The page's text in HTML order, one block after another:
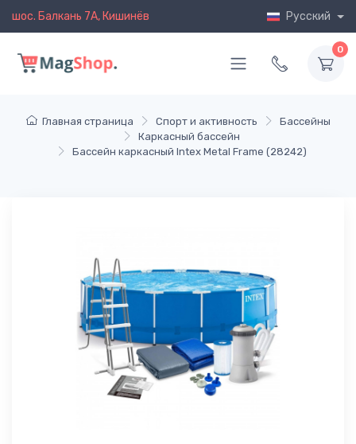
шос. Балкань 7A, Кишинёв Русский
0
Главная страница Спорт и активность
Бассейны
Каркасный бассейн
Бассейн каркасный Intex Metal Frame (28242)